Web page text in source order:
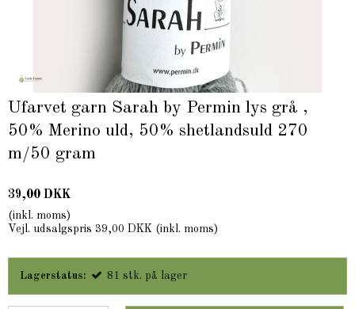
Ufarvet garn Sarah by Permin lys grå ,
50% Merino uld, 50% shetlandsuld 270
m/50 gram
39,00 DKK
(inkl. moms)
Vejl. udsalgspris 39,00 DKK (inkl. moms)
Lagerstatus: 81 stk. på lager